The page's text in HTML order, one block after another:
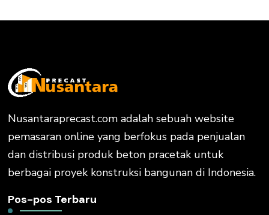
Nusantaraprecast.com adalah sebuah website
pemasaran online yang berfokus pada penjualan
dan distribusi produk beton pracetak untuk
berbagai proyek konstruksi bangunan di Indonesia.
Pos-pos Terbaru